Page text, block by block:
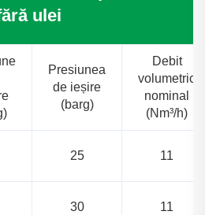
ulei
Presiunea
de ieșire
(barg)
Debit
volumetric
nominal
(Nm³/h)
25 11
30 11